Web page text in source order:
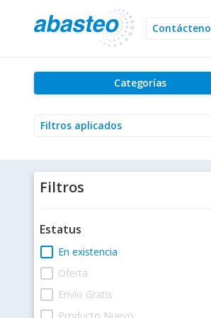
Categorías
Filtros aplicados
Filtros
Estatus
check_box_outline_blank En existencia
check_box_outline_blank Oferta
check_box_outline_blank Envío Gratis